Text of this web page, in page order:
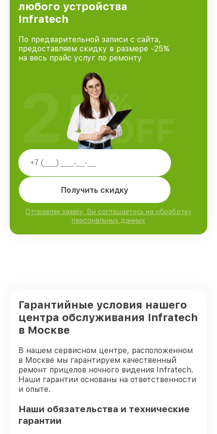
любого устройства
Infratech
По предварительной записи с сайта,
предоставляем скидку в размере -25%
на весь прайс услуг по ремонту
Получить скидку
Отправляя заявку, Вы соглашаетесь на обработку
персональных данных
25%
OFF
Гарантийные условия нашего
центра обслуживания Infratech
в Москве
В нашем сервисном центре, расположенном
в Москве мы гарантируем качественный
ремонт прицелов ночного видения Infratech.
Наши гарантии основаны на ответственности
и опыте.
Наши обязательства и технические
гарантии